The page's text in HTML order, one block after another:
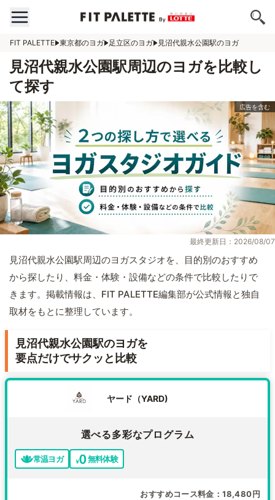
FIT PALETTE 東京都のヨガ 足立区のヨガ 見沼代親水公園駅のヨガ
見沼代親水公園駅周辺のヨガを比較し
て探す
最終更新日：2026/08/07
見沼代親水公園駅周辺のヨガスタジオを、目的別のおすすめ
から探したり、料金・体験・設備などの条件で比較したりで
きます。掲載情報は、FIT PALETTE編集部が公式情報と独自
取材をもとに整理しています。
見沼代親水公園駅のヨガを
要点だけでサクッと比較
ヤード（YARD)
選べる多彩なプログラム
常温ヨガ 無料体験
おすすめコース料金 18,480円